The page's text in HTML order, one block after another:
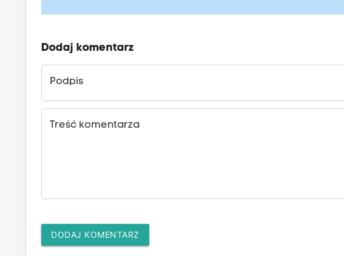
Dodaj komentarz
Podpis
Treść komentarza
DODAJ KOMENTARZ